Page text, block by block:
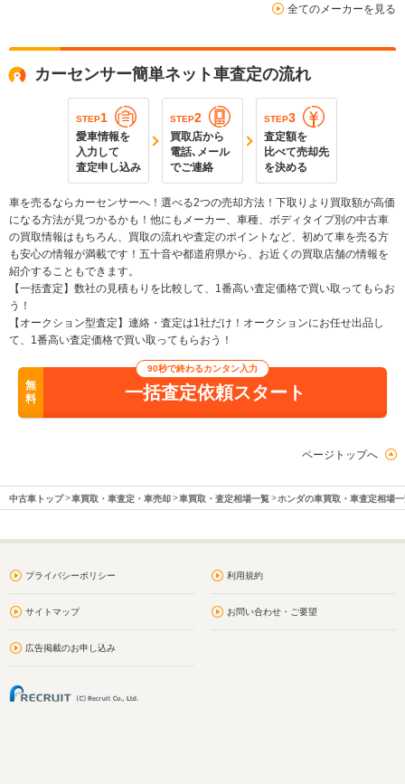
全てのメーカーを見る
カーセンサー簡単ネット車査定の流れ
STEP1
愛車情報を
入力して
査定申し込み
STEP2
買取店から
電話､メール
でご連絡
STEP3
査定額を
比べて売却先
を決める
車を売るならカーセンサーへ！選べる2つの売却方法！下取りより買取額が高価
になる方法が見つかるかも！他にもメーカー、車種、ボディタイプ別の中古車
の買取情報はもちろん、買取の流れや査定のポイントなど、初めて車を売る方
も安心の情報が満載です！五十音や都道府県から、お近くの買取店舗の情報を
紹介することもできます。
【一括査定】数社の見積もりを比較して、1番高い査定価格で買い取ってもらお
う！
【オークション型査定】連絡・査定は1社だけ！オークションにお任せ出品し
て、1番高い査定価格で買い取ってもらおう！
無
料
90秒で終わるカンタン入力
一括査定依頼スタート
ページトップへ
中古車トップ 車買取・車査定・車売却 車買取・査定相場一覧 ホンダの車買取・車査定相場
プライバシーポリシー 利用規約
サイトマップ お問い合わせ・ご要望
広告掲載のお申し込み